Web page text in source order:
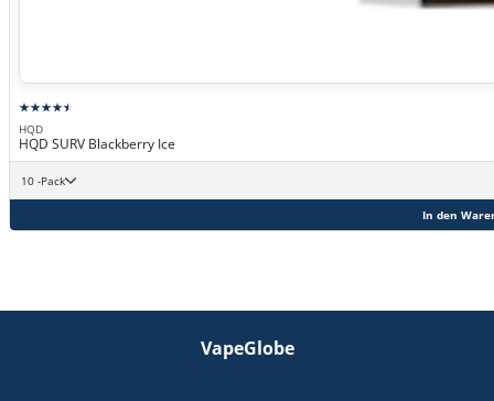
HQD
HQD SURV Blackberry Ice
10 -Pack
In den
VapeGlobe